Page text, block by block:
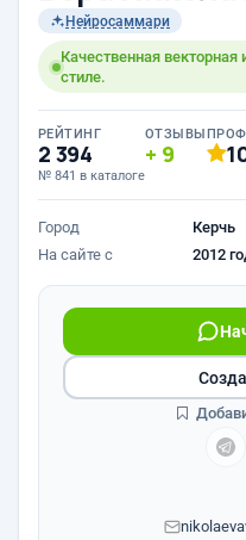
Нейросаммари
Качественная
стиле.
РЕЙТИНГ
2 394
№ 841 в каталоге
ОТЗЫВЫ
9
Город
Керчь
На сайте с
2012